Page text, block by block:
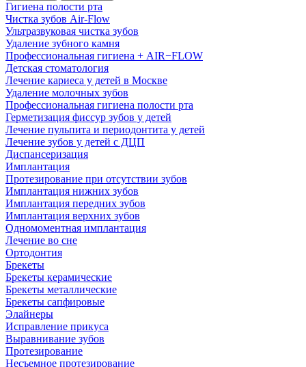
Гигиена полости рта
Чистка зубов Air-Flow
Ультразвуковая чистка зубов
Удаление зубного камня
Профессиональная гигиена + AIR−FLOW
Детская стоматология
Лечение кариеса у детей в Москве
Удаление молочных зубов
Профессиональная гигиена полости рта
Герметизация фиссур зубов у детей
Лечение пульпита и периодонтита у детей
Лечение зубов у детей с ДЦП
Диспансеризация
Имплантация
Протезирование при отсутствии зубов
Имплантация нижних зубов
Имплантация передних зубов
Имплантация верхних зубов
Одномоментная имплантация
Лечение во сне
Ортодонтия
Брекеты
Брекеты керамические
Брекеты металлические
Брекеты сапфировые
Элайнеры
Исправление прикуса
Выравнивание зубов
Протезирование
Несъемное протезирование